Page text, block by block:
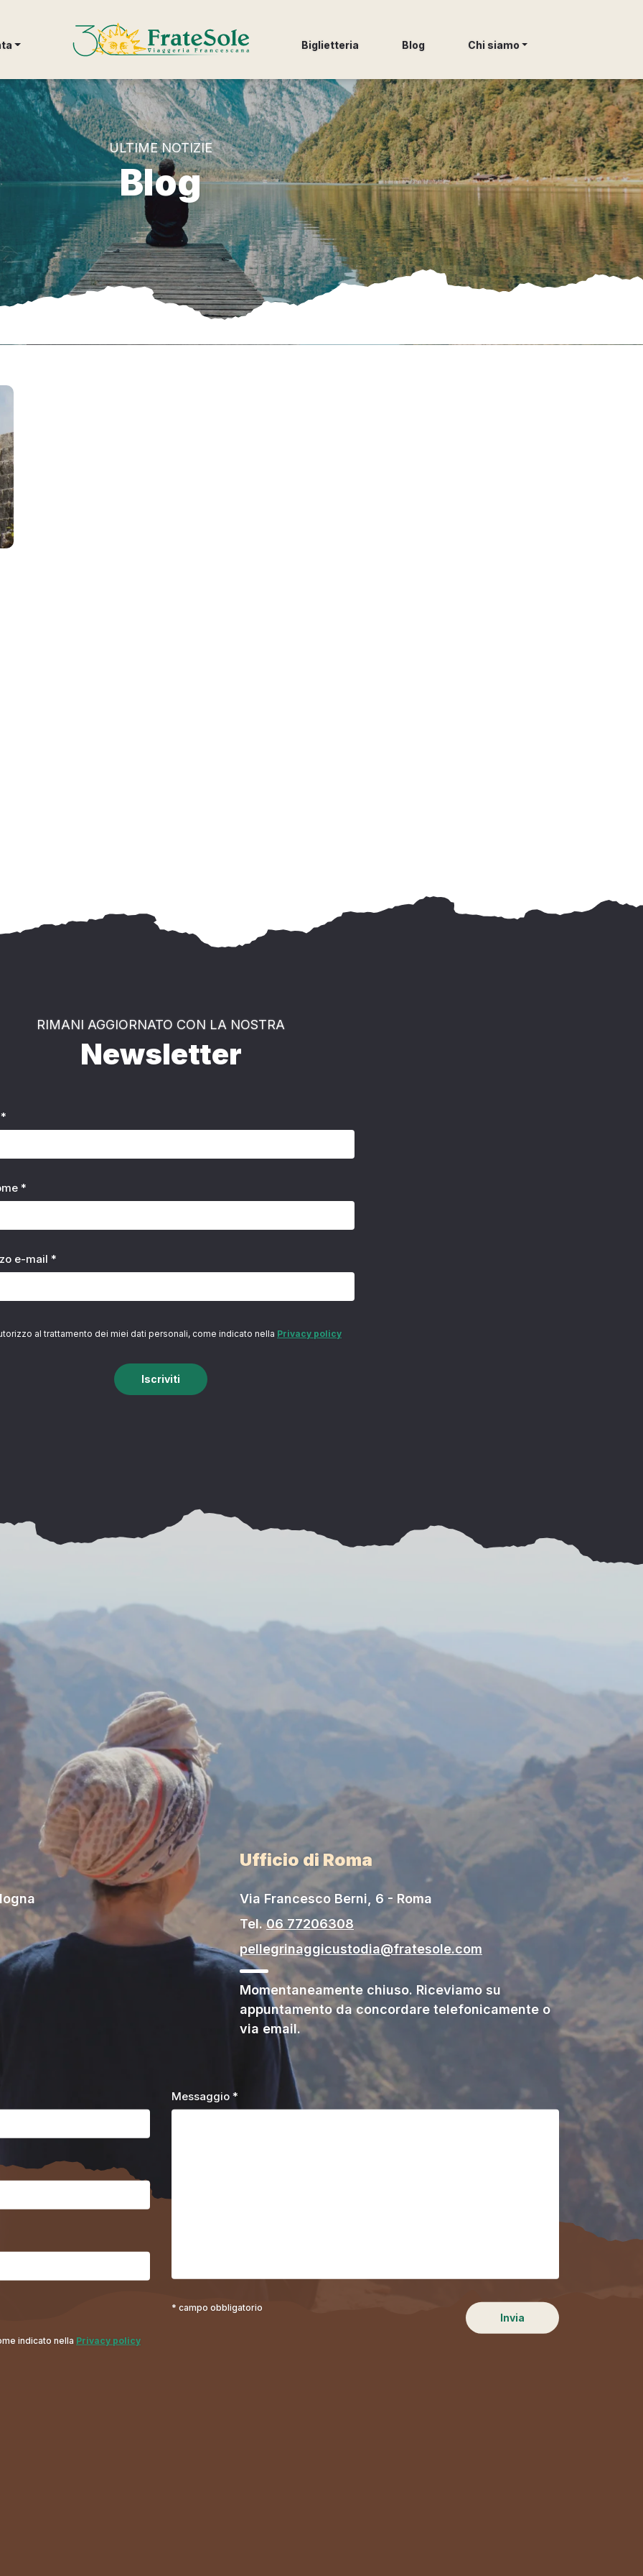
FrateSole Viaggeria Francescana
Biglietteria Blog Chi siamo
ULTIME NOTIZIE
Blog
RIMANI AGGIORNATO CON LA NOSTRA
Newsletter
*
e-mail *
al trattamento dei miei dati personali, come indicato nella Privacy policy
Iscriviti
Ufficio di Roma
Via Francesco Berni, 6 - Roma
Tel.06 77206308
pellegrinaggicustodia@fratesole.com
Momentaneamente chiuso. Riceviamo su
appuntamento da concordare telefonicamente o
via email.
Messaggio *
indicato nella Privacy policy
* campo obbligatorio
Invia